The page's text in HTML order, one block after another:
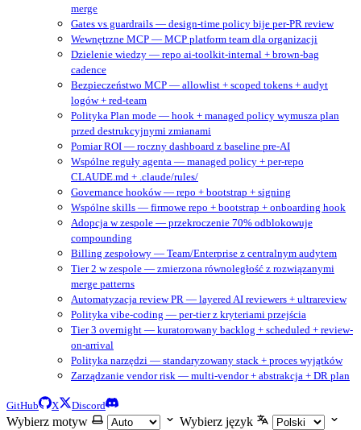
merge
Gates vs guardrails — design-time policy bije per-PR review
Wewnętrzne MCP — MCP platform team dla organizacji
Dzielenie wiedzy — repo ai-toolkit-internal + brown-bag
cadence
Bezpieczeństwo MCP — allowlist + scoped tokens + audyt
logów + red-team
Polityka Plan mode — hook + managed policy wymusza plan
przed destrukcyjnymi zmianami
Pomiar ROI — roczny dashboard z baseline pre-AI
Wspólne reguły agenta — managed policy + per-repo
CLAUDE.md + .claude/rules/
Governance hooków — repo + bootstrap + signing
Wspólne skills — firmowe repo + bootstrap + onboarding hook
Adopcja w zespole — przekroczenie 70% odblokowuje
compounding
Billing zespołowy — Team/Enterprise z centralnym audytem
Tier 2 w zespole — zmierzona równoległość z rozwiązanymi
merge patterns
Automatyzacja review PR — layered AI reviewers + ultrareview
Polityka vibe-coding — per-tier z kryteriami przejścia
Tier 3 overnight — kuratorowany backlog + scheduled + review-
on-arrival
Polityka narzędzi — standaryzowany stack + proces wyjątków
Zarządzanie vendor risk — multi-vendor + abstrakcja + DR plan
GitHub X Discord
Wybierz motyw Wybierz język